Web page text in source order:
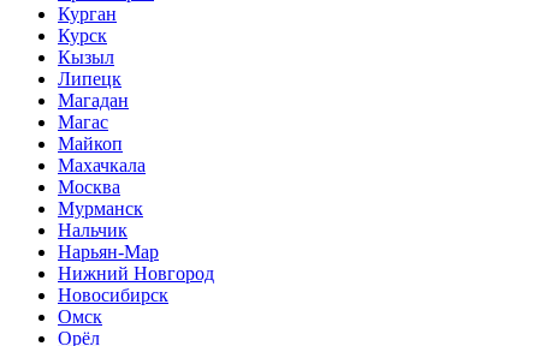
Курган
Курск
Кызыл
Липецк
Магадан
Магас
Майкоп
Махачкала
Москва
Мурманск
Нальчик
Нарьян-Мар
Нижний Новгород
Новосибирск
Омск
Орёл